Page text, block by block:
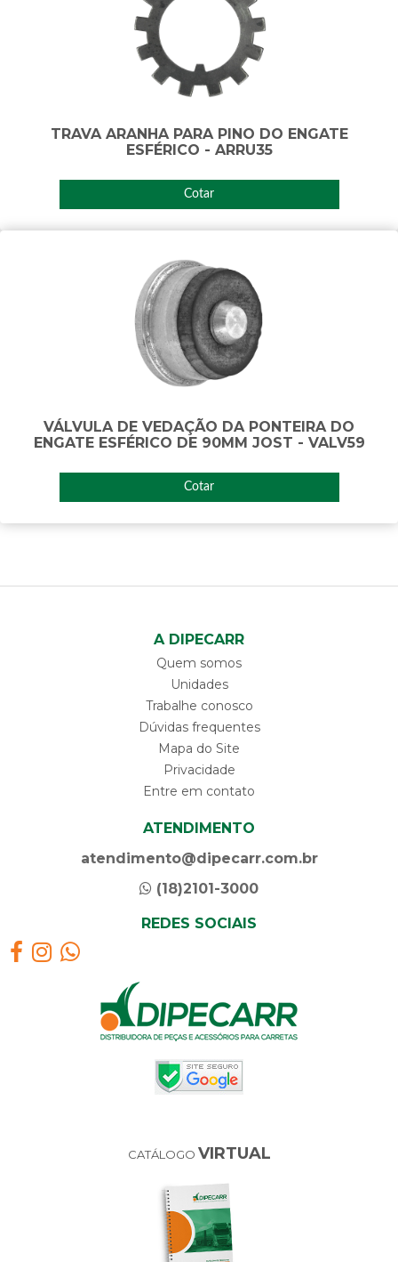
TRAVA ARANHA PARA PINO DO ENGATE
ESFÉRICO - ARRU35
Cotar
VÁLVULA DE VEDAÇÃO DA PONTEIRA DO
ENGATE ESFÉRICO DE 90MM JOST - VALV59
Cotar
A DIPECARR
Quem somos
Unidades
Trabalhe conosco
Dúvidas frequentes
Mapa do Site
Privacidade
Entre em contato
ATENDIMENTO
atendimento@dipecarr.com.br
(18)2101-3000
REDES SOCIAIS
CATÁLOGO VIRTUAL